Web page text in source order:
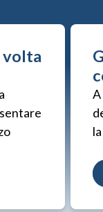
volta